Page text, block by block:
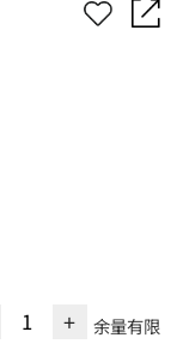
+ 余量有限